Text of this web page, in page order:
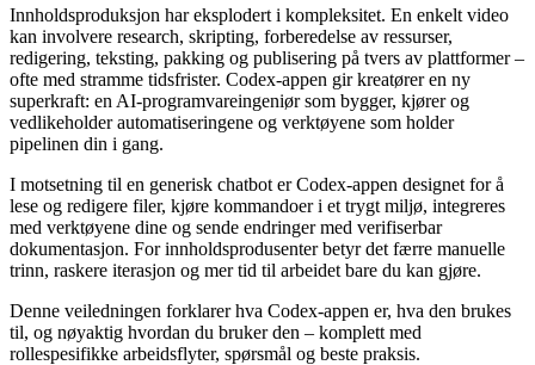
Innholdsproduksjon har eksplodert i kompleksitet. En enkelt video
kan involvere research, skripting, forberedelse av ressurser,
redigering, teksting, pakking og publisering på tvers av plattformer –
ofte med stramme tidsfrister. Codex-appen gir kreatører en ny
superkraft: en AI-programvareingeniør som bygger, kjører og
vedlikeholder automatiseringene og verktøyene som holder
pipelinen din i gang.
I motsetning til en generisk chatbot er Codex-appen designet for å
lese og redigere filer, kjøre kommandoer i et trygt miljø, integreres
med verktøyene dine og sende endringer med verifiserbar
dokumentasjon. For innholdsprodusenter betyr det færre manuelle
trinn, raskere iterasjon og mer tid til arbeidet bare du kan gjøre.
Denne veiledningen forklarer hva Codex-appen er, hva den brukes
til, og nøyaktig hvordan du bruker den – komplett med
rollespesifikke arbeidsflyter, spørsmål og beste praksis.